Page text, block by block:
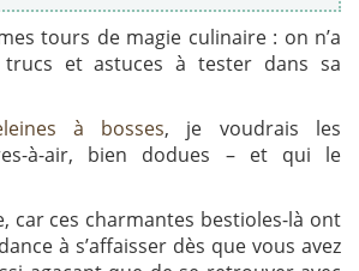
tours de magie culinaire : on n’a
trucs et astuces à tester dans sa
à bosses, je voudrais les
à-air, bien dodues – et qui le
car ces charmantes bestioles-là ont
à s’affaisser dès que vous avez